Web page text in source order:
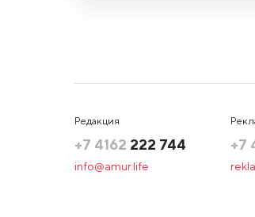
Редакция
+7 4162 222 744
info@amur.life
+7